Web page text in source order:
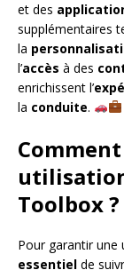
et des
supplémentaires
la
l’accès à des
enrichissent l’
la conduite.
Comment
Toolbox ?
Pour garantir une
essentiel de